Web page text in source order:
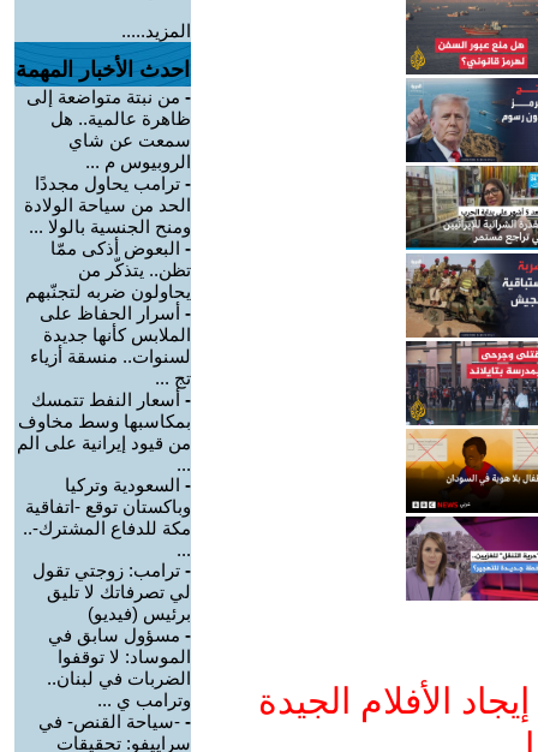
الأفلام الجيدة
المزيد.....
احدث الأخبار المهمة
- من نبتة متواضعة إلى
ظاهرة عالمية.. هل
سمعت عن شاي
الروبيوس م ...
- ترامب يحاول مجددًا
الحد من سياحة الولادة
ومنح الجنسية بالولا ...
- البعوض أذكى ممّا
تظن.. يتذكّر من
يحاولون ضربه لتجنّبهم
- أسرار الحفاظ على
الملابس كأنها جديدة
لسنوات.. منسقة أزياء
تج ...
- أسعار النفط تتمسك
بمكاسبها وسط مخاوف
من قيود إيرانية على الم
...
- السعودية وتركيا
وباكستان توقع -اتفاقية
مكة للدفاع المشترك-..
...
- ترامب: زوجتي تقول
لي تصرفاتك لا تليق
برئيس (فيديو)
- مسؤول سابق في
الموساد: لا توقفوا
الضربات في لبنان..
وترامب ي ...
- -سياحة القنص- في
سراييفو: تحقيقات